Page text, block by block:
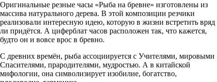
Оригинальные резные часы «Рыба на бревне» изготовлены из
массива натурального дерева. В этой композиции резчики
реализовали интересную идею, которую в жизни встретить вряд
ли придётся. А циферблат часов расположен так, что кажется,
будто он и вовсе врос в бревно.
С древних времён, рыба ассоциируется с Учителями, мировыми
Спасителями, прародителями, мудростью. А в китайской
мифологии, она символизирует изобилие, богатство,